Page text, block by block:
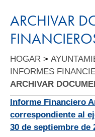
ARCHIVAR
HOGAR >
INFORMES
ARCHIVAR
Informe Financiero
correspondiente al
30 de septiembre de